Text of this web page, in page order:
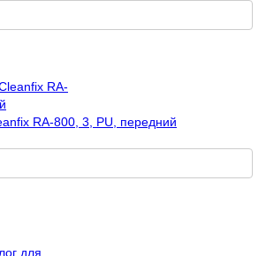
RA-800, 3, PU, передний